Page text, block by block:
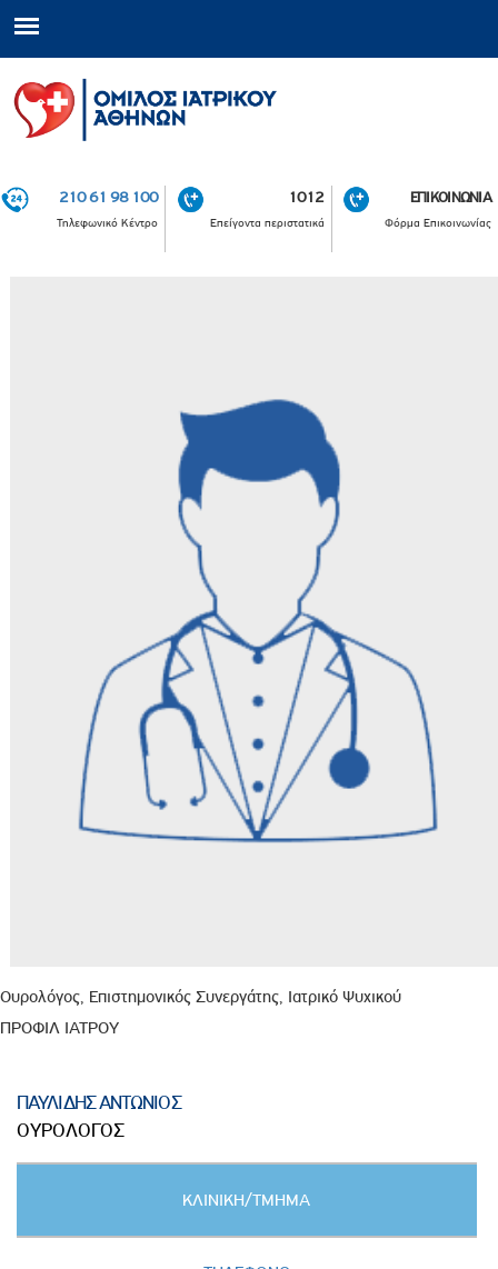
210 61 98 100
Τηλεφωνικό Κέντρο
1012
Επείγοντα περιστατικά
ΕΠΙΚΟΙΝΩΝΙΑ
Φόρμα Επικοινωνίας
Ουρολόγος, Επιστημονικός Συνεργάτης, Ιατρικό Ψυχικού
ΠΡΟΦΙΛ ΙΑΤΡΟΥ
ΠΑΥΛΙΔΗΣ ΑΝΤΩΝΙΟΣ
ΟΥΡΟΛΟΓΟΣ
ΚΛΙΝΙΚΗ/ΤΜΗΜΑ